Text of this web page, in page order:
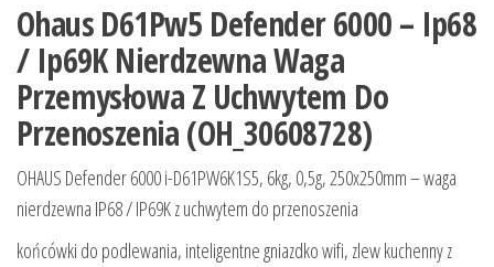
Ohaus D61Pw5 Defender 6000 – Ip68
/ Ip69K Nierdzewna Waga
Przemysłowa Z Uchwytem Do
Przenoszenia (OH_30608728)
OHAUS Defender 6000 i-D61PW6K1S5, 6kg, 0,5g, 250x250mm – waga
nierdzewna IP68 / IP69K z uchwytem do przenoszenia
końcówki do podlewania, inteligentne gniazdko wifi, zlew kuchenny z